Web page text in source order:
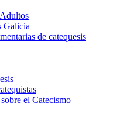
Galicia
de catequesis
el Catecismo